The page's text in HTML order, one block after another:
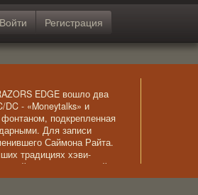
Войти Регистрация
EDGE вошло два
DC - «Moneytalks» и
подкрепленная
Для записи
Саймона Райта.
традициях хэви-
вариант «тяжелой»